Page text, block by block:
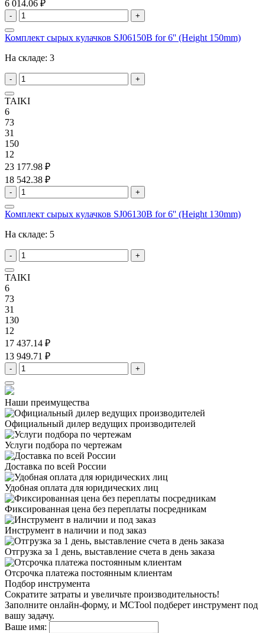
6 014.06 ₽
- +
Комплект сырых кулачков SJ06150B for 6'' (Height 150mm)
На складе: 3
- +
TAIKI
6
73
31
150
12
23 177.98 ₽
18 542.38 ₽
- +
Комплект сырых кулачков SJ06130B for 6'' (Height 130mm)
На складе: 5
- +
TAIKI
6
73
31
130
12
17 437.14 ₽
13 949.71 ₽
- +
Наши преимущества
Официальный дилер ведущих производителей
Услуги подбора по чертежам
Доставка по всей России
Удобная оплата для юридических лиц
Фиксированная цена без переплаты посредникам
Инструмент в наличии и под заказ
Отгрузка за 1 день, выставление счета в день заказа
Отсрочка платежа постоянным клиентам
Подбор инструмента
Сократите затраты и увеличьте производительность!
Заполните онлайн-форму, и MCTool подберет инструмент под
вашу задачу.
Ваше имя: